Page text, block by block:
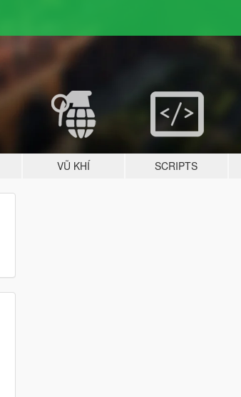
VŨ KHÍ SCRIPTS